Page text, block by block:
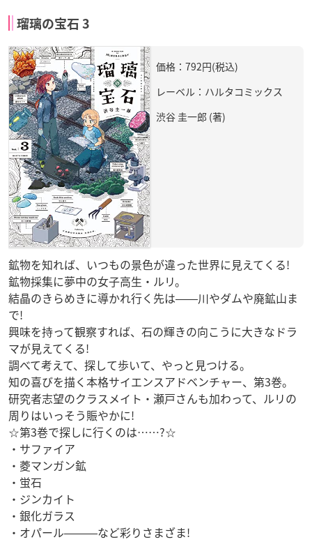
瑠璃の宝石 3
価格：792円(税込)
レーベル：ハルタコミックス
渋谷 圭一郎 (著)
鉱物を知れば、いつもの景色が違った世界に見えてくる!
鉱物採集に夢中の女子高生・ルリ。
結晶のきらめきに導かれ行く先は――川やダムや廃鉱山ま
で!
興味を持って観察すれば、石の輝きの向こうに大きなドラ
マが見えてくる!
調べて考えて、探して歩いて、やっと見つける。
知の喜びを描く本格サイエンスアドベンチャー、第3巻。
研究者志望のクラスメイト・瀬戸さんも加わって、ルリの
周りはいっそう賑やかに!
☆第3巻で探しに行くのは……?☆
・サファイア
・菱マンガン鉱
・蛍石
・ジンカイト
・銀化ガラス
・オパール―――など彩りさまざま!